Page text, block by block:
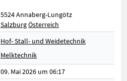
5524 Annaberg-Lungötz
SalzburgÖsterreich
Hof- Stall- und Weidetechnik
Melktechnik
09. Mai 2026 um 06:17